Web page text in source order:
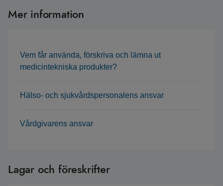
Mer information
Vem får använda, förskriva och lämna ut
medicintekniska produkter?
Hälso- och sjukvårdspersonalens ansvar
Vårdgivarens ansvar
Lagar och föreskrifter